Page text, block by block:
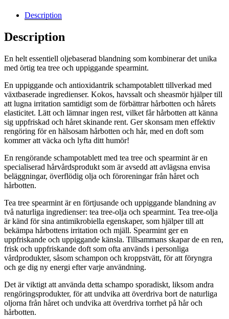
Description
Description
En helt essentiell oljebaserad blandning som kombinerar det unika
med örtig tea tree och uppiggande spearmint.
En uppiggande och antioxidantrik schampotablett tillverkad med
växtbaserade ingredienser. Kokos, havssalt och sheasmör hjälper till
att lugna irritation samtidigt som de förbättrar hårbotten och hårets
elasticitet. Lätt och lämnar ingen rest, vilket får hårbotten att känna
sig uppfriskad och håret skinande rent. Ger skonsam men effektiv
rengöring för en hälsosam hårbotten och hår, med en doft som
kommer att väcka och lyfta ditt humör!
En rengörande schampotablett med tea tree och spearmint är en
specialiserad hårvårdsprodukt som är avsedd att avlägsna envisa
beläggningar, överflödig olja och föroreningar från håret och
hårbotten.
Tea tree spearmint är en förtjusande och uppiggande blandning av
två naturliga ingredienser: tea tree-olja och spearmint. Tea tree-olja
är känd för sina antimikrobiella egenskaper, som hjälper till att
bekämpa hårbottens irritation och mjäll. Spearmint ger en
uppfriskande och uppiggande känsla. Tillsammans skapar de en ren,
frisk och uppfriskande doft som ofta används i personliga
vårdprodukter, såsom schampon och kroppstvätt, för att föryngra
och ge dig ny energi efter varje användning.
Det är viktigt att använda detta schampo sporadiskt, liksom andra
rengöringsprodukter, för att undvika att överdriva bort de naturliga
oljorna från håret och undvika att överdriva torrhet på hår och
hårbotten.